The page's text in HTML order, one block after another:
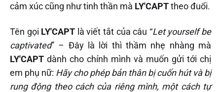
cảm xúc cũng như tinh thần mà LY'CAPTtheo đuổi.
Tên gọi LY'CAPT là viết tắt của câu “Let yourself be
captivated” – Đây là lời thì thầm nhẹ nhàng mà
LY'CAPT dành cho chính mình và muốn gửi tới chị
em phụ nữ: Hãy cho phép bản thân bị cuốn hút và bị
rung động theo cách của riêng mình, một cách tự